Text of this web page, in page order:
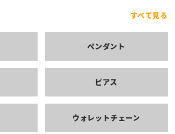
すべて見る
ペンダント
ピアス
ウォレットチェーン